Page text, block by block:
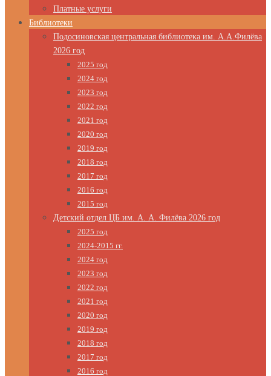
Платные услуги
Библиотеки
Подосиновская центральная библиотека им. А.А.Филёва
2026 год
2025 год
2024 год
2023 год
2022 год
2021 год
2020 год
2019 год
2018 год
2017 год
2016 год
2015 год
Детский отдел ЦБ им. А. А. Филёва 2026 год
2025 год
2024-2015 гг.
2024 год
2023 год
2022 год
2021 год
2020 год
2019 год
2018 год
2017 год
2016 год